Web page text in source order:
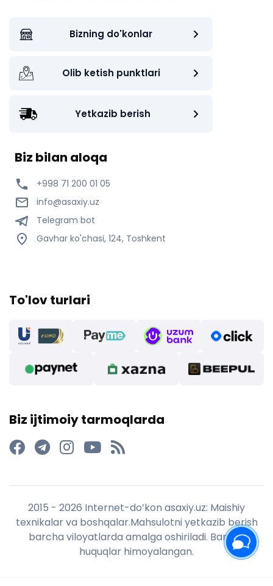
Bizning do'konlar
Olib ketish punktlari
Yetkazib berish
Biz bilan aloqa
+998 71 200 01 05
info@asaxiy.uz
Telegram bot
Gavhar ko'chasi, 124, Toshkent
To'lov turlari
Biz ijtimoiy tarmoqlarda
2015 - 2026 Internet-do’kon asaxiy.uz: Maishiy
texnikalar va boshqalar.Mahsulotni yetkazib berish
barcha viloyatlarda amalga oshiriladi. Barcha
huquqlar himoyalangan.